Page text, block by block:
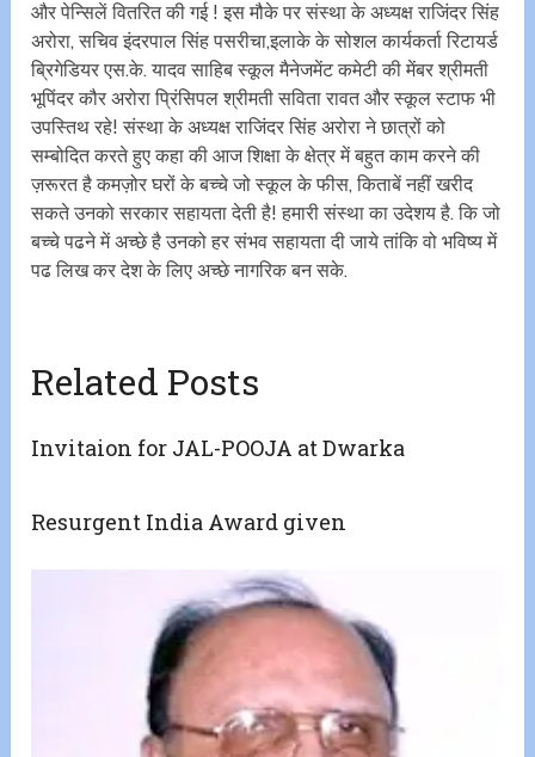
और पेन्सिलें वितरित की गई ! इस मौके पर संस्था के अध्यक्ष राजिंदर सिंह
अरोरा, सचिव इंदरपाल सिंह पसरीचा,इलाके के सोशल कार्यकर्ता रिटायर्ड
ब्रिगेडियर एस.के. यादव साहिब स्कूल मैनेजमेंट कमेटी की मेंबर श्रीमती
भूपिंदर कौर अरोरा प्रिंसिपल श्रीमती सविता रावत और स्कूल स्टाफ भी
उपस्तिथ रहे! संस्था के अध्यक्ष राजिंदर सिंह अरोरा ने छात्रों को
सम्बोदित करते हुए कहा की आज शिक्षा के क्षेत्र में बहुत काम करने की
ज़रूरत है कमज़ोर घरों के बच्चे जो स्कूल के फीस, किताबें नहीं खरीद
सकते उनको सरकार सहायता देती है! हमारी संस्था का उदेशय है. कि जो
बच्चे पढने में अच्छे है उनको हर संभव सहायता दी जाये तांकि वो भविष्य में
पढ लिख कर देश के लिए अच्छे नागरिक बन सके.
Related Posts
Invitaion for JAL-POOJA at Dwarka
Resurgent India Award given